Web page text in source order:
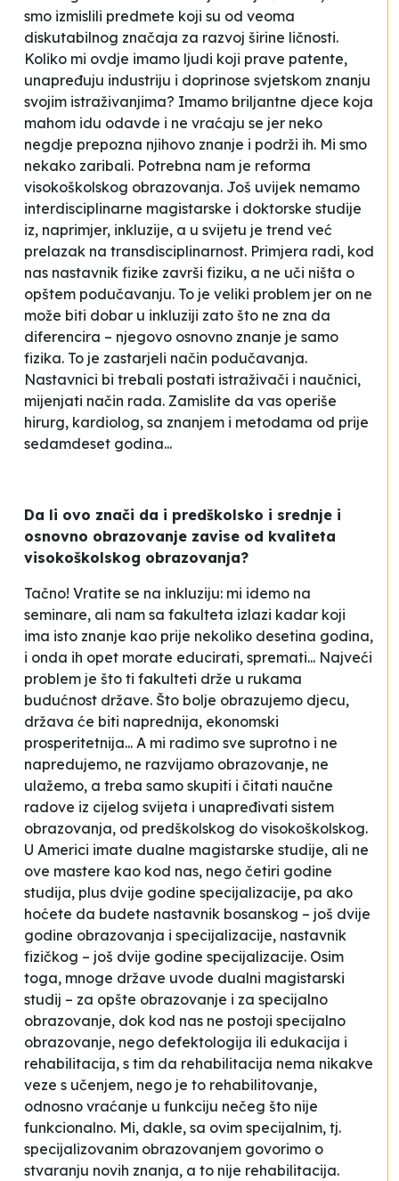
smo izmislili predmete koji su od veoma
diskutabilnog značaja za razvoj širine ličnosti.
Koliko mi ovdje imamo ljudi koji prave patente,
unapređuju industriju i doprinose svjetskom znanju
svojim istraživanjima? Imamo briljantne djece koja
mahom idu odavde i ne vraćaju se jer neko
negdje prepozna njihovo znanje i podrži ih. Mi smo
nekako zaribali. Potrebna nam je reforma
visokoškolskog obrazovanja. Još uvijek nemamo
interdisciplinarne magistarske i doktorske studije
iz, naprimjer, inkluzije, a u svijetu je trend već
prelazak na transdisciplinarnost. Primjera radi, kod
nas nastavnik fizike završi fiziku, a ne uči ništa o
opštem podučavanju. To je veliki problem jer on ne
može biti dobar u inkluziji zato što ne zna da
diferencira – njegovo osnovno znanje je samo
fizika. To je zastarjeli način podučavanja.
Nastavnici bi trebali postati istraživači i naučnici,
mijenjati način rada. Zamislite da vas operiše
hirurg, kardiolog, sa znanjem i metodama od prije
sedamdeset godina...
Da li ovo znači da i predškolsko i srednje i
osnovno obrazovanje zavise od kvaliteta
visokoškolskog obrazovanja?
Tačno! Vratite se na inkluziju: mi idemo na
seminare, ali nam sa fakulteta izlazi kadar koji
ima isto znanje kao prije nekoliko desetina godina,
i onda ih opet morate educirati, spremati... Najveći
problem je što ti fakulteti drže u rukama
budućnost države. Što bolje obrazujemo djecu,
država će biti naprednija, ekonomski
prosperitetnija... A mi radimo sve suprotno i ne
napredujemo, ne razvijamo obrazovanje, ne
ulažemo, a treba samo skupiti i čitati naučne
radove iz cijelog svijeta i unapređivati sistem
obrazovanja, od predškolskog do visokoškolskog.
U Americi imate dualne magistarske studije, ali ne
ove mastere kao kod nas, nego četiri godine
studija, plus dvije godine specijalizacije, pa ako
hoćete da budete nastavnik bosanskog – još dvije
godine obrazovanja i specijalizacije, nastavnik
fizičkog – još dvije godine specijalizacije. Osim
toga, mnoge države uvode dualni magistarski
studij – za opšte obrazovanje i za specijalno
obrazovanje, dok kod nas ne postoji specijalno
obrazovanje, nego defektologija ili edukacija i
rehabilitacija, s tim da rehabilitacija nema nikakve
veze s učenjem, nego je to rehabilitovanje,
odnosno vraćanje u funkciju nečeg što nije
funkcionalno. Mi, dakle, sa ovim specijalnim, tj.
specijalizovanim obrazovanjem govorimo o
stvaranju novih znanja, a to nije rehabilitacija.